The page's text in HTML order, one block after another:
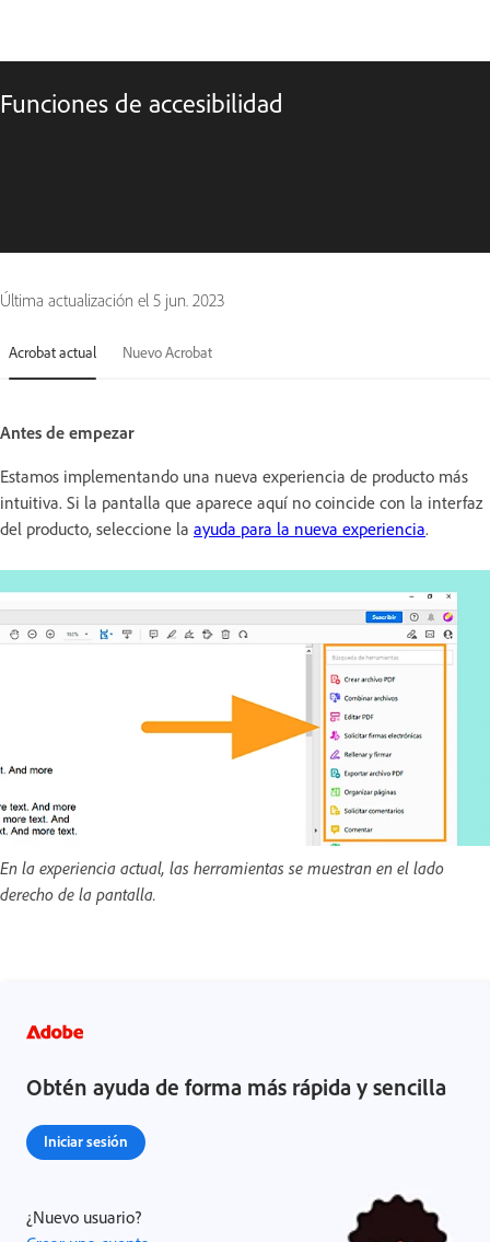
Funciones de accesibilidad
Última actualización el 5 jun. 2023
Acrobat actual Nuevo Acrobat
Antes de empezar
Estamos implementando una nueva experiencia de producto más
intuitiva. Si la pantalla que aparece aquí no coincide con la interfaz
del producto, seleccione la ayuda para la nueva experiencia.
En la experiencia actual, las herramientas se muestran en el lado
derecho de la pantalla.
Obtén ayuda de forma más rápida y sencilla
Iniciar sesión
¿Nuevo usuario?